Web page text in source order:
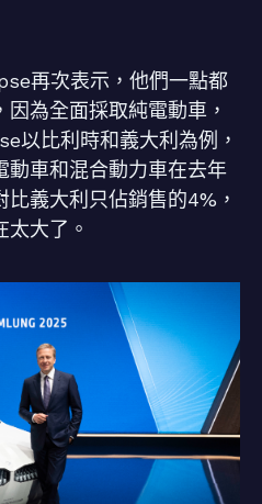
再次表示，他們一點都
為全面採取純電動車，
以比利時和義大利為例，
動車和混合動力車在去年
義大利只佔銷售的4%，
大了。